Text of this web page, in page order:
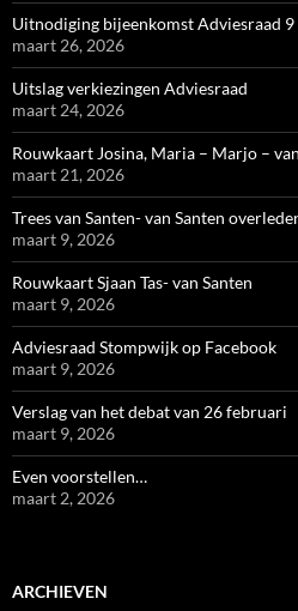
Uitnodiging bijeenkomst Adviesraad
maart 26, 2026
Uitslag verkiezingen Adviesraad
maart 24, 2026
Rouwkaart Josina, Maria – Marjo –
maart 21, 2026
Trees van Santen- van Santen
maart 9, 2026
Rouwkaart Sjaan Tas- van Santen
maart 9, 2026
Adviesraad Stompwijk op Facebook
maart 9, 2026
Verslag van het debat van 26 februari
maart 9, 2026
Even voorstellen…
maart 2, 2026
ARCHIEVEN